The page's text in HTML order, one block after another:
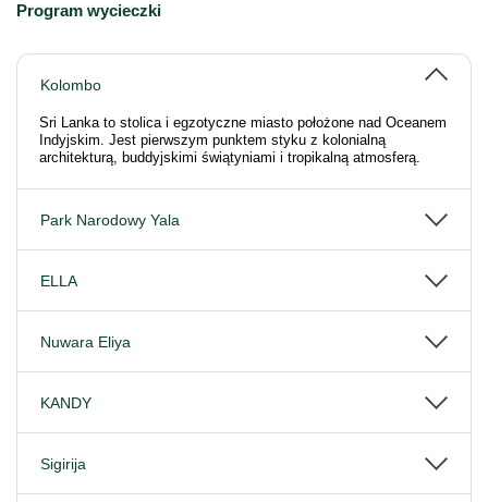
Program wycieczki
Kolombo
Sri Lanka to stolica i egzotyczne miasto położone nad Oceanem
Indyjskim. Jest pierwszym punktem styku z kolonialną
architekturą, buddyjskimi świątyniami i tropikalną atmosferą.
Park Narodowy Yala
ELLA
Nuwara Eliya
KANDY
Sigirija